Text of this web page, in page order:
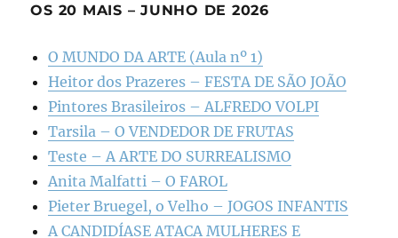
OS 20 MAIS – JUNHO DE 2026
O MUNDO DA ARTE (Aula nº 1)
Heitor dos Prazeres – FESTA DE SÃO JOÃO
Pintores Brasileiros – ALFREDO VOLPI
Tarsila – O VENDEDOR DE FRUTAS
Teste – A ARTE DO SURREALISMO
Anita Malfatti – O FAROL
Pieter Bruegel, o Velho – JOGOS INFANTIS
A CANDIDÍASE ATACA MULHERES E